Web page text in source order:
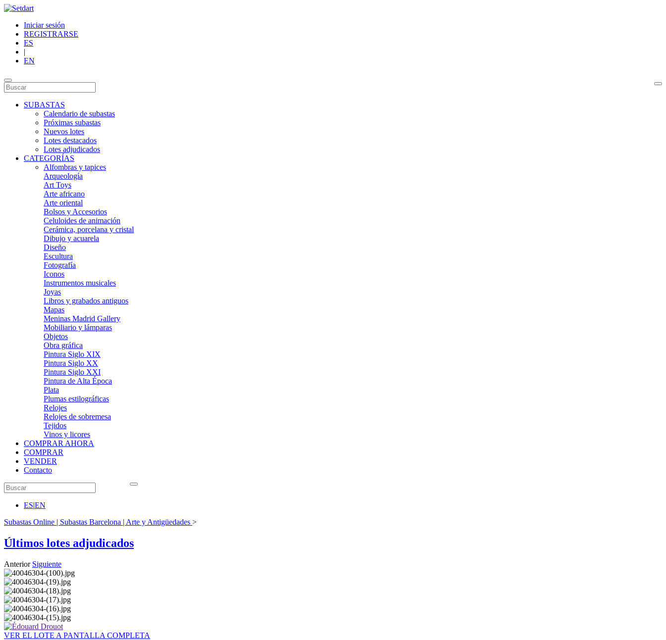
Iniciar sesión
REGISTRARSE
ES
|
EN
SUBASTAS
Calendario de subastas
Próximas subastas
Nuevos lotes
Lotes destacados
Lotes adjudicados
CATEGORÍAS
Alfombras y tapices
Arqueología
Art Toys
Arte africano
Arte oriental
Bolsos y Accesorios
Celuloides de animación
Cerámica, porcelana y cristal
Dibujo y acuarela
Diseño
Escultura
Fotografía
Iconos
Instrumentos musicales
Joyas
Libros y grabados antiguos
Mapas
Meninas Madrid Gallery
Mobiliario y lámparas
Objetos
Obra gráfica
Pintura Siglo XIX
Pintura Siglo XX
Pintura Siglo XXI
Pintura de Alta Época
Plata
Plumas estilográficas
Relojes
Relojes de sobremesa
Tejidos
Vinos y licores
COMPRAR AHORA
COMPRAR
VENDER
Contacto
ES|EN
Subastas Online | Subastas Barcelona | Arte y Antigüedades >
Últimos lotes adjudicados
Anterior Siguiente
VER EL LOTE A PANTALLA COMPLETA